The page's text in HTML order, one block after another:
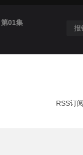
报
第01集
RSS订阅